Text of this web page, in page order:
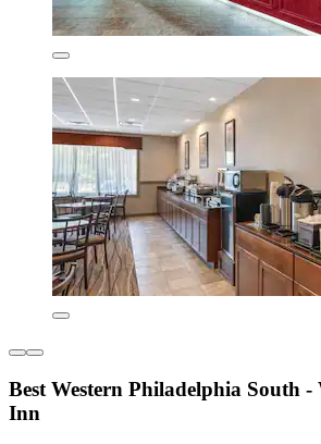
Best Western Philadelphia South -
Inn